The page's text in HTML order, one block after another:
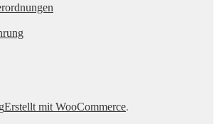
Erstellt mit WooCommerce.